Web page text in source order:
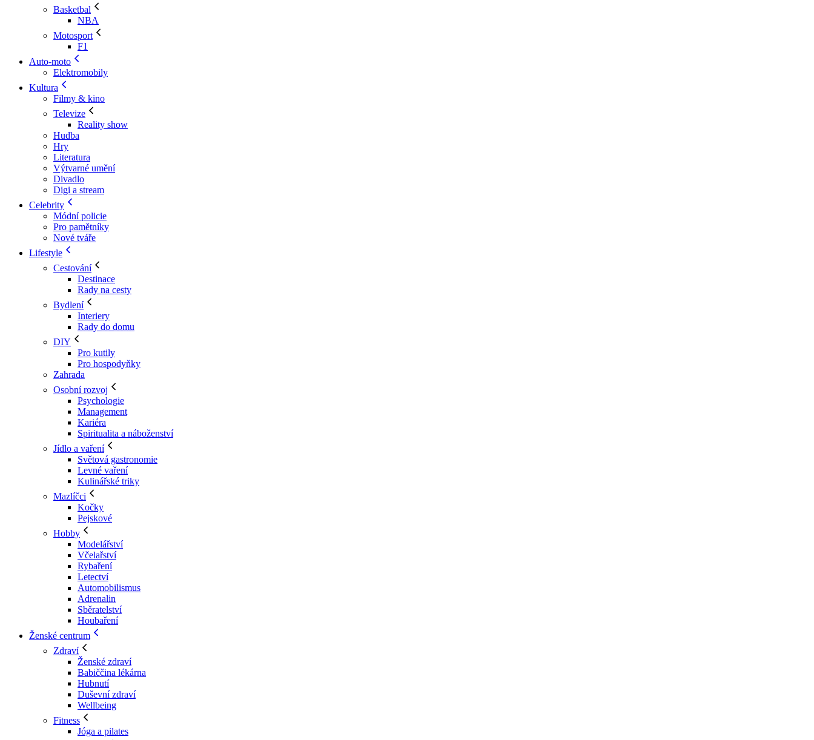
Basketbal
NBA
Motosport
F1
Auto-moto
Elektromobily
Kultura
Filmy & kino
Televize
Reality show
Hudba
Hry
Literatura
Výtvarné umění
Divadlo
Digi a stream
Celebrity
Módní policie
Pro pamětníky
Nové tváře
Lifestyle
Cestování
Destinace
Rady na cesty
Bydlení
Interiery
Rady do domu
DIY
Pro kutily
Pro hospodyňky
Zahrada
Osobní rozvoj
Psychologie
Management
Kariéra
Spiritualita a náboženství
Jídlo a vaření
Světová gastronomie
Levné vaření
Kulinářské triky
Mazlíčci
Kočky
Pejskové
Hobby
Modelářství
Včelařství
Rybaření
Letectví
Automobilismus
Adrenalin
Sběratelství
Houbaření
Ženské centrum
Zdraví
Ženské zdraví
Babiččina lékárna
Hubnutí
Duševní zdraví
Wellbeing
Fitness
Jóga a pilates